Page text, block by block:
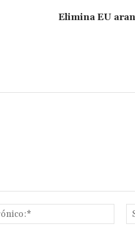
Elimina EU